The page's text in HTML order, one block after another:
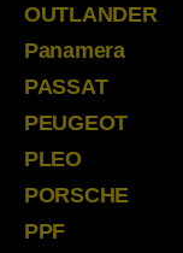
OUTLANDER
Panamera
PASSAT
PEUGEOT
PLEO
PORSCHE
PPF